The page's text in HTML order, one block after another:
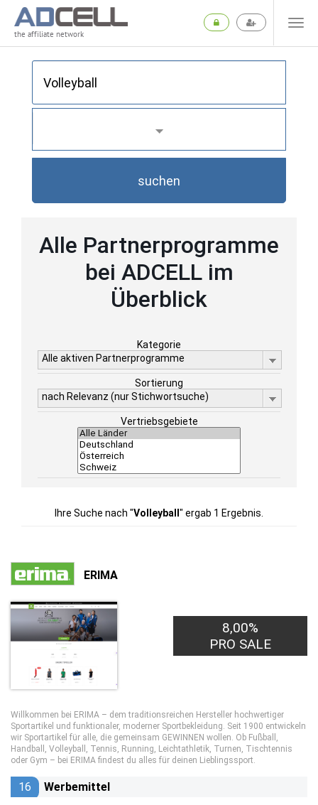
the affiliate network
suchen
Alle Partnerprogramme
bei ADCELL im
Überblick
Kategorie
Alle aktiven Partnerprogramme
Sortierung
nach Relevanz (nur Stichwortsuche)
Vertriebsgebiete
Ihre Suche nach "Volleyball " ergab 1 Ergebnis.
ERIMA
8,00%
PRO SALE
Willkommen bei ERIMA – dem traditionsreichen Hersteller hochwertiger
Sportartikel und funktionaler, moderner Sportbekleidung. Seit 1900 entwickeln
wir Sportartikel für alle, die gemeinsam GEWINNEN wollen. Ob Fußball,
Handball, Volleyball, Tennis, Running, Leichtathletik, Turnen, Tischtennis
oder Gym – bei ERIMA findest du alles für deinen Lieblingssport.
16 Werbemittel